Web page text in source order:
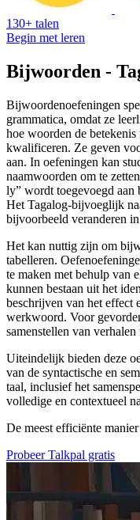
130+ talen
Begin met leren
Bijwoorden -
Bijwoordenoefeningen
grammatica, omdat ze
hoe woorden de
kwalificeren. Ze geven
aan. In oefeningen kan
naamwoorden om te
ly” wordt toegevoegd
Het Tagalog-bijvoeglijk
bijvoorbeeld veranderen
Het kan nuttig zijn om
tabelleren.
te maken met behulp van
kunnen bestaan uit het
beschrijven van het effect
werkwoord. Voor
samenstellen van
Uiteindelijk bieden deze
van de syntactische en
taal, inclusief het
volledige en contextueel
De meest efficiënte
Probeer Talkpal gratis